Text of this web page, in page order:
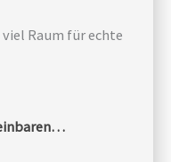
Raum für echte